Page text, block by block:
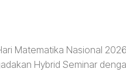
Matematika Nasional
Hybrid Seminar